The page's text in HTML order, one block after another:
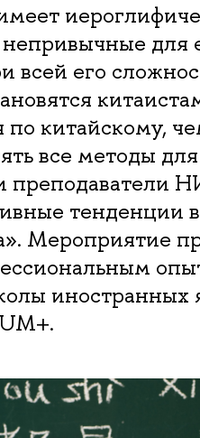
непривычные для
всей его
китайскому,
все методы
преподаватели
тенденции
Мероприятие